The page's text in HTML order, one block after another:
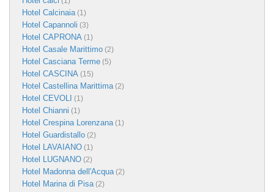
Hotel Calcinaia(1)
Hotel Capannoli (3)
Hotel CAPRONA (1)
Hotel Casale Marittimo (2)
Hotel Casciana Terme (5)
Hotel CASCINA (15)
Hotel Castellina Marittima(2)
Hotel CEVOLI (1)
Hotel Chianni (1)
Hotel Crespina Lorenzana(1)
Hotel Guardistallo (2)
Hotel LAVAIANO (1)
Hotel LUGNANO (2)
Hotel Madonna dell'Acqua(2)
Hotel Marina di Pisa(2)